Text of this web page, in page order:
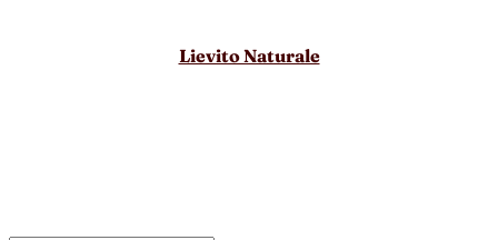
Lievito Naturale